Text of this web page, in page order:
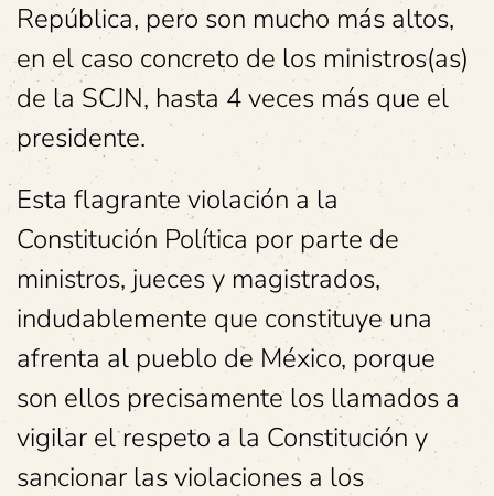
República, pero son mucho más altos,
en el caso concreto de los ministros(as)
de la SCJN, hasta 4 veces más que el
presidente.
Esta flagrante violación a la
Constitución Política por parte de
ministros, jueces y magistrados,
indudablemente que constituye una
afrenta al pueblo de México, porque
son ellos precisamente los llamados a
vigilar el respeto a la Constitución y
sancionar las violaciones a los